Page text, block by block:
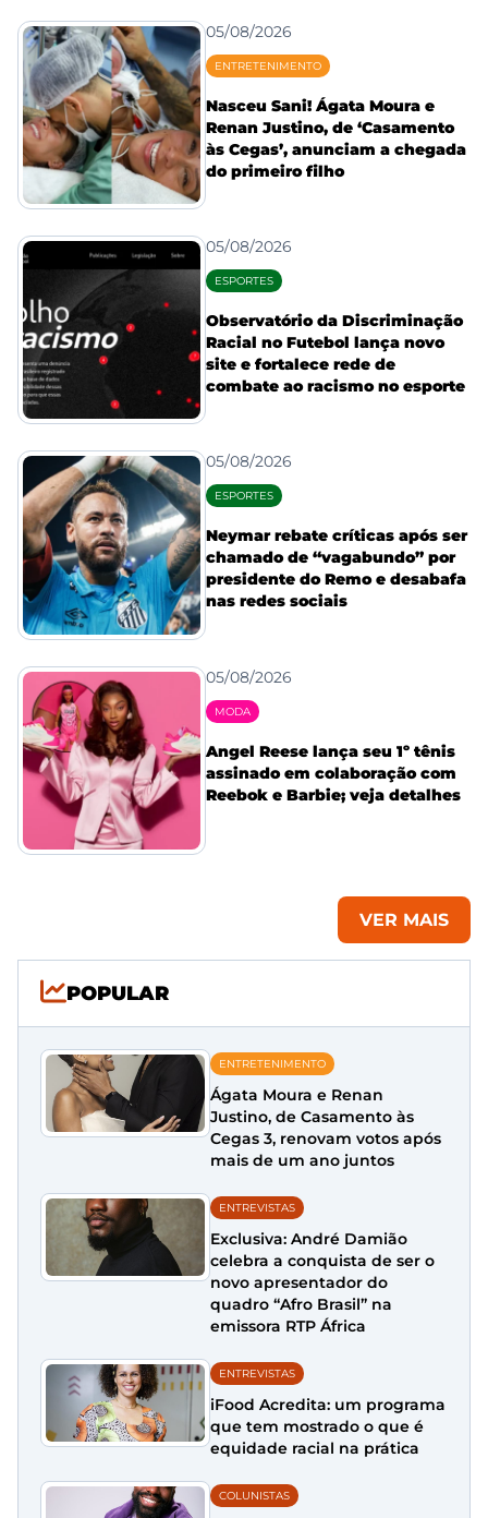
05/08/2026
ENTRETENIMENTO
Nasceu Sani! Ágata Moura e
Renan Justino, de ‘Casamento
às Cegas’, anunciam a chegada
do primeiro filho
05/08/2026
ESPORTES
Observatório da Discriminação
Racial no Futebol lança novo
site e fortalece rede de
combate ao racismo no esporte
05/08/2026
ESPORTES
Neymar rebate críticas após ser
chamado de “vagabundo” por
presidente do Remo e desabafa
nas redes sociais
05/08/2026
MODA
Angel Reese lança seu 1º tênis
assinado em colaboração com
Reebok e Barbie; veja detalhes
VER MAIS
POPULAR
ENTRETENIMENTO
Ágata Moura e Renan
Justino, de Casamento às
Cegas 3, renovam votos após
mais de um ano juntos
ENTREVISTAS
Exclusiva: André Damião
celebra a conquista de ser o
novo apresentador do
quadro “Afro Brasil” na
emissora RTP África
ENTREVISTAS
iFood Acredita: um programa
que tem mostrado o que é
equidade racial na prática
COLUNISTAS